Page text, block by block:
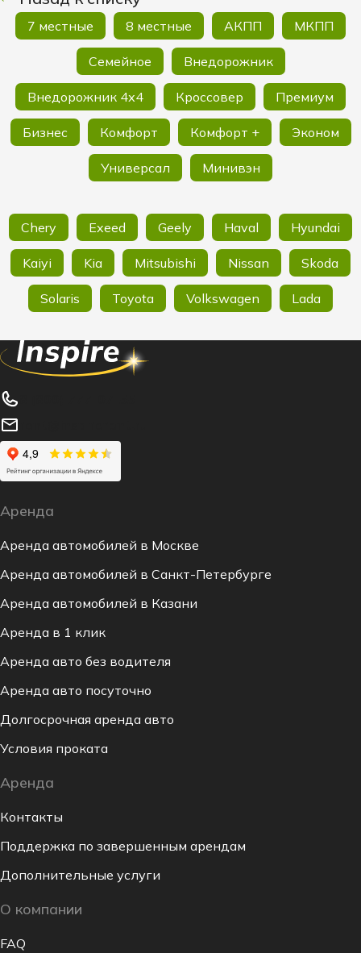
7 местные 8 местные АКПП МКПП
Семейное Внедорожник
Внедорожник 4х4 Кроссовер Премиум
Бизнес Комфорт Комфорт + Эконом
Универсал Минивэн
Chery Exeed Geely Haval Hyundai
Kaiyi Kia Mitsubishi Nissan Skoda
Solaris Toyota Volkswagen Lada
Аренда
Аренда автомобилей в Москве
Аренда автомобилей в Санкт-Петербурге
Аренда автомобилей в Казани
Аренда в 1 клик
Аренда авто без водителя
Аренда авто посуточно
Долгосрочная аренда авто
Условия проката
Аренда
Контакты
Поддержка по завершенным арендам
Дополнительные услуги
О компании
FAQ